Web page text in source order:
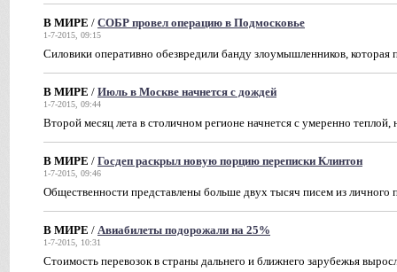
В МИРЕ / СОБР провел операцию в Подмосковье
1-7-2015, 09:15
Силовики оперативно обезвредили банду злоумышленников, которая
В МИРЕ / Июль в Москве начнется с дождей
1-7-2015, 09:44
Второй месяц лета в столичном регионе начнется с умеренно
В МИРЕ / Госдеп раскрыл новую порцию переписки Клинтон
1-7-2015, 09:46
Общественности представлены больше двух тысяч писем из личного
В МИРЕ / Авиабилеты подорожали на 25%
1-7-2015, 10:31
Стоимость перевозок в страны дальнего и ближнего зарубежья